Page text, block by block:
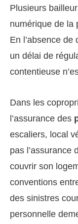
Plusieurs
numérique de la
En l’absence
un délai de
contentieuse
Dans les
l’assurance des
escaliers, local
pas l’assurance
couvrir son
conventions
des sinistres
personnelle